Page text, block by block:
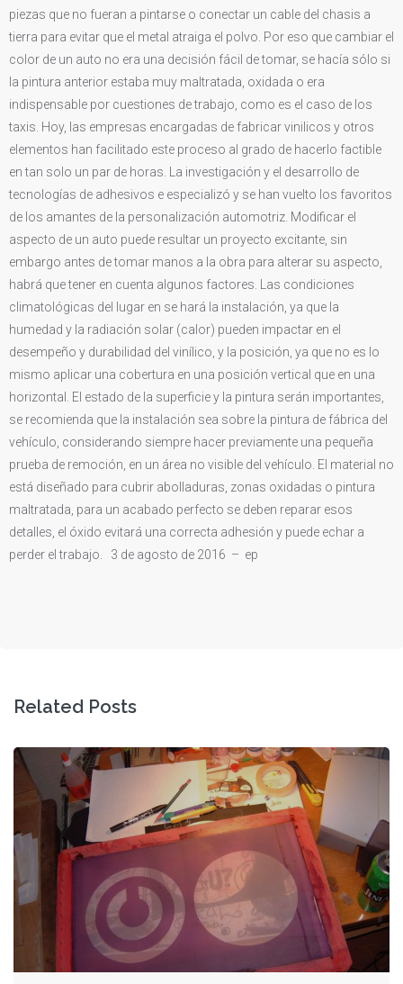
piezas que no fueran a pintarse o conectar un cable del chasis a
tierra para evitar que el metal atraiga el polvo. Por eso que cambiar el
color de un auto no era una decisión fácil de tomar, se hacía sólo si
la pintura anterior estaba muy maltratada, oxidada o era
indispensable por cuestiones de trabajo, como es el caso de los
taxis. Hoy, las empresas encargadas de fabricar vinilicos y otros
elementos han facilitado este proceso al grado de hacerlo factible
en tan solo un par de horas. La investigación y el desarrollo de
tecnologías de adhesivos e especializó y se han vuelto los favoritos
de los amantes de la personalización automotriz. Modificar el
aspecto de un auto puede resultar un proyecto excitante, sin
embargo antes de tomar manos a la obra para alterar su aspecto,
habrá que tener en cuenta algunos factores. Las condiciones
climatológicas del lugar en se hará la instalación, ya que la
humedad y la radiación solar (calor) pueden impactar en el
desempeño y durabilidad del vinílico, y la posición, ya que no es lo
mismo aplicar una cobertura en una posición vertical que en una
horizontal. El estado de la superficie y la pintura serán importantes,
se recomienda que la instalación sea sobre la pintura de fábrica del
vehículo, considerando siempre hacer previamente una pequeña
prueba de remoción, en un área no visible del vehículo. El material no
está diseñado para cubrir abolladuras, zonas oxidadas o pintura
maltratada, para un acabado perfecto se deben reparar esos
detalles, el óxido evitará una correcta adhesión y puede echar a
perder el trabajo. 3 de agosto de 2016 – ep
Related Posts